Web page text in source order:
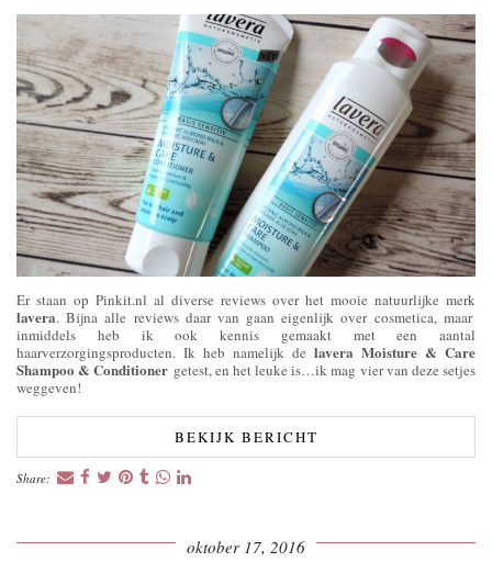
Er staan op Pinkit.nl al diverse reviews over het mooie natuurlijke merk
lavera. Bijna alle reviews daar van gaan eigenlijk over cosmetica, maar
inmiddels heb ik ook kennis gemaakt met een aantal
haarverzorgingsproducten. Ik heb namelijk de lavera Moisture & Care
Shampoo & Conditioner getest, en het leuke is…ik mag vier van deze setjes
weggeven!
BEKIJK BERICHT
Share:
oktober 17, 2016